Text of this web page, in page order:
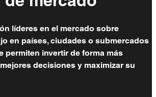
líderes en el mercado sobre
en países, ciudades o submercados
permiten invertir de forma más
decisiones y maximizar su